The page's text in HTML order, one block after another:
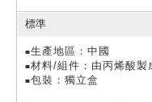
標準
■生產地區：中國
■材料/組件：由丙烯酸製
■包裝：獨立盒